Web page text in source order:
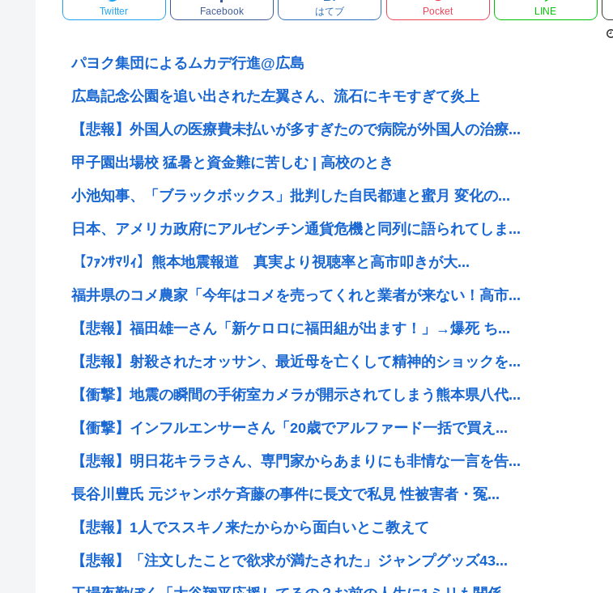
Twitter Facebook はてブ Pocket LINE
パヨク集団によるムカデ行進@広島
広島記念公園を追い出された左翼さん、流石にキモすぎて炎上
【悲報】外国人の医療費未払いが多すぎたので病院が外国人の治療...
甲子園出場校 猛暑と資金難に苦しむ | 高校のとき
小池知事、「ブラックボックス」批判した自民都連と蜜月 変化の...
日本、アメリカ政府にアルゼンチン通貨危機と同列に語られてしま...
【ﾌｧﾝｻﾏﾘｨ】熊本地震報道 真実より視聴率と高市叩きが大...
福井県のコメ農家「今年はコメを売ってくれと業者が来ない！高市...
【悲報】福田雄一さん「新ケロロに福田組が出ます！」→爆死 ち...
【悲報】射殺されたオッサン、最近母を亡くして精神的ショックを...
【衝撃】地震の瞬間の手術室カメラが開示されてしまう熊本県八代...
【衝撃】インフルエンサーさん「20歳でアルファード一括で買え...
【悲報】明日花キララさん、専門家からあまりにも非情な一言を告...
長谷川豊氏 元ジャンポケ斉藤の事件に長文で私見 性被害者・冤...
【悲報】1人でススキノ来たからから面白いとこ教えて
【悲報】「注文したことで欲求が満たされた」ジャンプグッズ43...